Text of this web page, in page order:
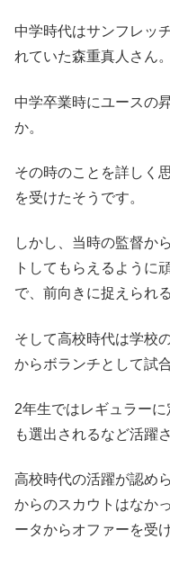
中学時代はサンフレッ
れていた森重真人さん。
中学卒業時にユースの
か。
その時のことを詳しく
を受けたそうです。
しかし、当時の監督か
トしてもらえるように
で、前向きに捉えられ
そして高校時代は学校
からボランチとして試
2年生ではレギュラー
も選出されるなど活躍
高校時代の活躍が認め
からのスカウトはなか
ータからオファーを受